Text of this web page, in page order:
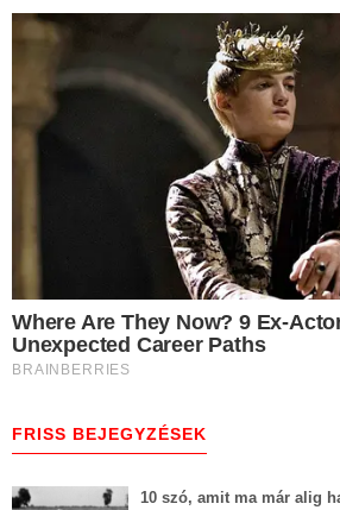
FRISS BEJEGYZÉSEK
10 szó, amit ma már alig